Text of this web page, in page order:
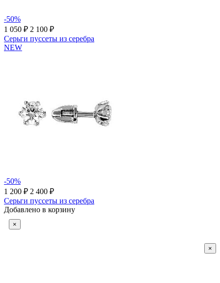
-50%
1 050 ₽ 2 100 ₽
Серьги пуссеты из серебра
NEW
-50%
1 200 ₽ 2 400 ₽
Серьги пуссеты из серебра
Добавлено в корзину
×
×